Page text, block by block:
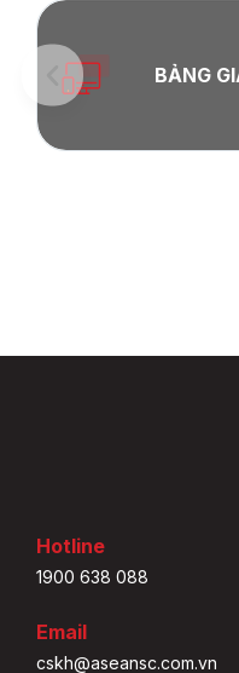
BẢNG
Hotline
1900 638 088
Email
cskh@aseansc.com.vn